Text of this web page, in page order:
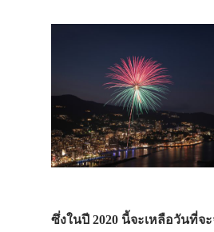
ซึ่งในปี 2020 นี้จะเหลือวันที่จ